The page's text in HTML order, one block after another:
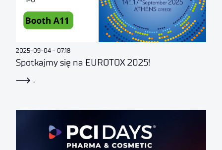
Spotkajmy się na EUROTOX 2025!
2025-09-04 07:18
.